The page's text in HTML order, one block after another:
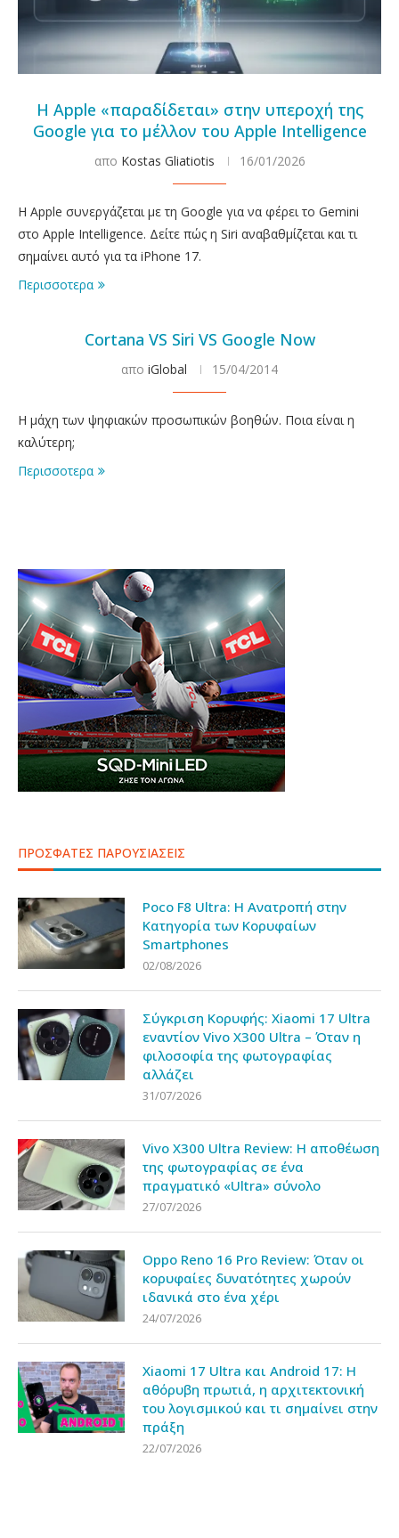
Η Apple «παραδίδεται» στην υπεροχή της
Google για το μέλλον του Apple Intelligence
απο Kostas Gliatiotis 16/01/2026
Η Apple συνεργάζεται με τη Google για να φέρει το Gemini
στο Apple Intelligence. Δείτε πώς η Siri αναβαθμίζεται και τι
σημαίνει αυτό για τα iPhone 17.
Περισσοτερα
Cortana VS Siri VS Google Now
απο iGlobal 15/04/2014
Η μάχη των ψηφιακών προσωπικών βοηθών. Ποια είναι η
καλύτερη;
Περισσοτερα
ΠΡΟΣΦΑΤΕΣ ΠΑΡΟΥΣΙΑΣΕΙΣ
Poco F8 Ultra: Η Ανατροπή στην
Κατηγορία των Κορυφαίων
Smartphones
02/08/2026
Σύγκριση Κορυφής: Xiaomi 17 Ultra
εναντίον Vivo X300 Ultra – Όταν η
φιλοσοφία της φωτογραφίας
αλλάζει
31/07/2026
Vivo X300 Ultra Review: Η αποθέωση
της φωτογραφίας σε ένα
πραγματικό «Ultra» σύνολο
27/07/2026
Oppo Reno 16 Pro Review: Όταν οι
κορυφαίες δυνατότητες χωρούν
ιδανικά στο ένα χέρι
24/07/2026
Xiaomi 17 Ultra και Android 17: Η
αθόρυβη πρωτιά, η αρχιτεκτονική
του λογισμικού και τι σημαίνει στην
πράξη
22/07/2026